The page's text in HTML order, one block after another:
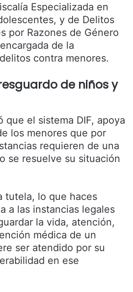
Especializada en
y de Delitos
por Razones de Género
de la
contra menores.
de niños y
que el sistema DIF, apoya
los menores que por
requieren de una
se resuelve su situación
tutela, lo que haces
a las instancias legales
la vida, atención,
médica de un
ser atendido por su
en ese